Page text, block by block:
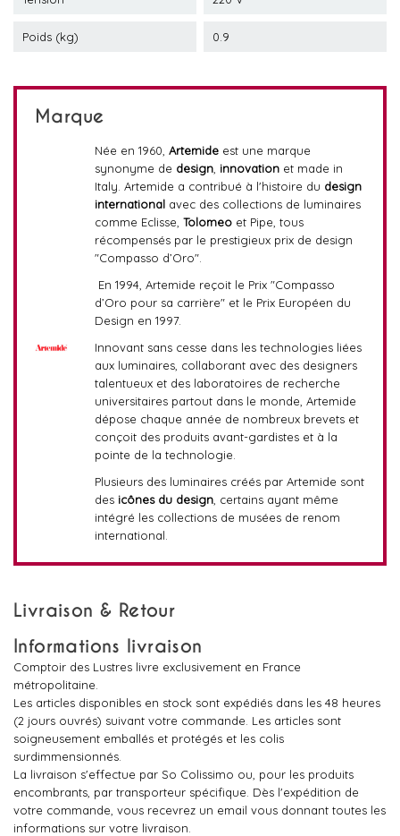
Poids (kg) 0.9
Marque
Née en 1960, Artemideest une marque
synonyme de design, innovationet made in
Italy. Artemide a contribué à l'histoire du design
internationalavec des collections de luminaires
comme Eclisse, Tolomeoet Pipe, tous
récompensés par le prestigieux prix de design
"Compasso d’Oro".
En 1994, Artemide reçoit le Prix "Compasso
d’Oro pour sa carrière" et le Prix Européen du
Design en 1997.
Innovant sans cesse dans les technologies liées
aux luminaires, collaborant avec des designers
talentueux et des laboratoires de recherche
universitaires partout dans le monde, Artemide
dépose chaque année de nombreux brevets et
conçoit des produits avant-gardistes et à la
pointe de la technologie.
Plusieurs des luminaires créés par Artemide sont
des icônes du design, certains ayant même
intégré les collections de musées de renom
international.
Livraison & Retour
Informations livraison
Comptoir des Lustres livre exclusivement en France
métropolitaine.
Les articles disponibles en stock sont expédiés dans les 48 heures
(2 jours ouvrés) suivant votre commande. Les articles sont
soigneusement emballés et protégés et les colis
surdimmensionnés.
La livraison s'effectue par So Colissimo ou, pour les produits
encombrants, par transporteur spécifique. Dès l'expédition de
votre commande, vous recevrez un email vous donnant toutes les
informations sur votre livraison.